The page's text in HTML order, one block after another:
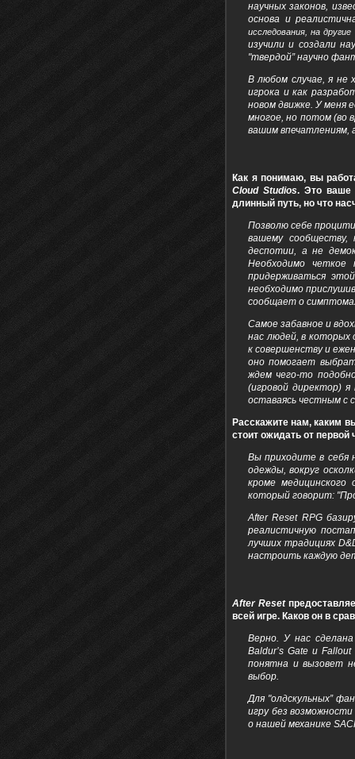
научных законов,
основа и
исследования, на
изучили и создали
"твердой” научно
В любом случае, я не
игрока и как
новом движке. У меня
многое, но потом (во
вашим впечатлениям,
Как я понимаю, вы
Cloud Studios. Это ваше
длинный путь, но что
Позволю себе
вашему
деспотии, а не
Необходимо
придерживаться
необходимо
сообщает о
Самое забавное и
нас людей, в которых
к совершенству и
оно помогает
ждем чего-то
(игровой директор)
оставаясь честным с
Расскажите нам, каким
стоит ожидать от первой
Вы приходите в себя
одежды, вокруг
кроме
который говорит:
After Reset RPG
реалистичную
лучших традициях
настроить каждую
After Reset
всей игре. Каков он в
Верно. У нас
Baldur’s Gate и
понятна и вызовет
выбор.
Для "олдскульных”
игру без
о нашей механике